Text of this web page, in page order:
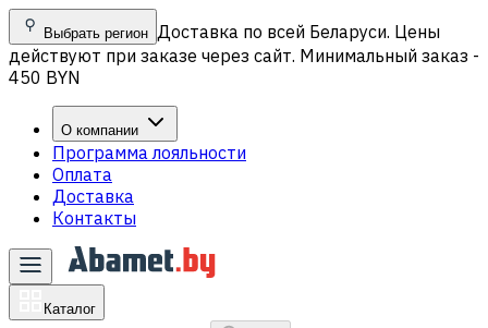
Выбрать регион Доставка по всей Беларуси. Цены
действуют при заказе через сайт. Минимальный заказ -
450 BYN
О компании
Программа лояльности
Оплата
Доставка
Контакты
Каталог